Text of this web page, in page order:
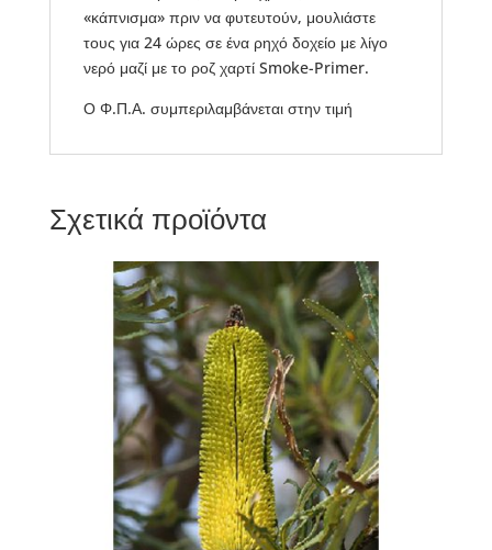
«κάπνισμα» πριν να φυτευτούν, μουλιάστε
τους για 24 ώρες σε ένα ρηχό δοχείο με λίγο
νερό μαζί με το ροζ χαρτί Smoke-Primer.
Ο Φ.Π.Α. συμπεριλαμβάνεται στην τιμή
Σχετικά προϊόντα